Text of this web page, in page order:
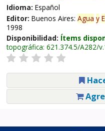
Idioma: Español
Editor: Buenos Aires: Agua y
1998
Disponibilidad: Ítems
topográfica: 621.374.5/A282/